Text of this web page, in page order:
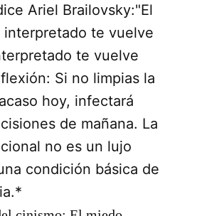
Ariel Brailovsky:"El
interpretado te vuelve
te vuelve
Si no limpias la
hoy, infectará
de mañana. La
no es un lujo
condición básica de